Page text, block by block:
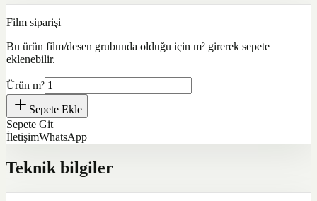
Film siparişi
Bu ürün film/desen grubunda olduğu için m² girerek sepete
eklenebilir.
Ürün m²
Sepete Ekle
Sepete Git
İletişimWhatsApp
Teknik bilgiler